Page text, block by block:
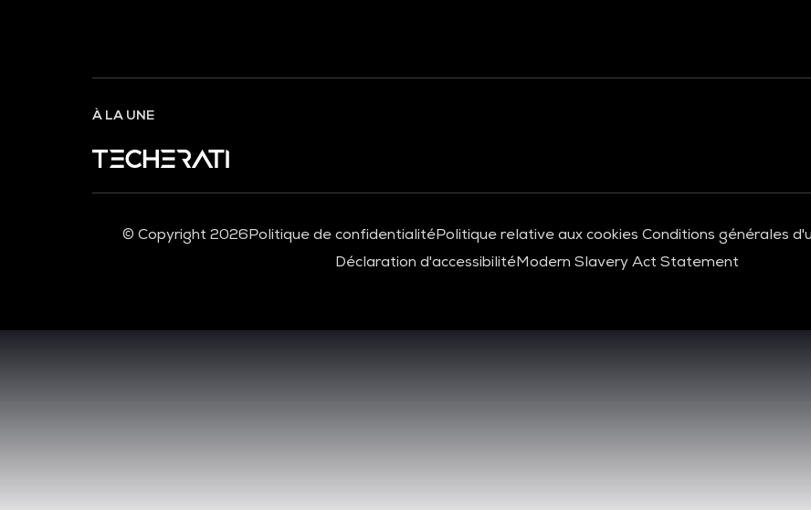
À LA UNE
© Copyright 2026Politique de confidentialitéPolitique relative aux cookies Conditions générales
Déclaration d'accessibilitéModern Slavery Act Statement